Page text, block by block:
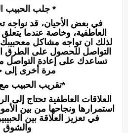
* جلب الحبيب
في بعض الأحيان، قد نواجه
العاطفية، وخاصة عندما يتعلق
لذلك ان تواجه مشاكل
التواصل للحصول على الطرق
تساعدك على إعادة التواصل
مرة أخرى إلى
*تقريب الحبيب مع
العلاقات العاطفية تحتاج إلى
استمرارها ونجاحها من بين
في تعزيز العلاقة بين
والشوق